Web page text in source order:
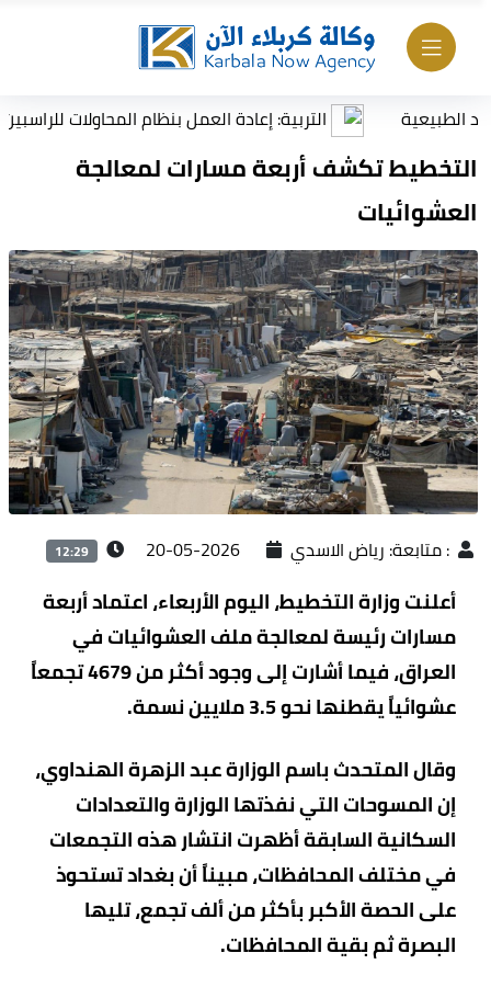
التربية: إعادة العمل بنظام المحاولات للراسبين
التخطيط تكشف أربعة مسارات لمعالجة
العشوائيات
متابعة: رياض الاسدي 2026-05-20
12:29
أعلنت وزارة التخطيط، اليوم الأربعاء، اعتماد أربعة
مسارات رئيسة لمعالجة ملف العشوائيات في
العراق، فيما أشارت إلى وجود أكثر من 4679 تجمعاً
عشوائياً يقطنها نحو 3.5 ملايين نسمة.
وقال المتحدث باسم الوزارة عبد الزهرة الهنداوي،
إن المسوحات التي نفذتها الوزارة والتعدادات
السكانية السابقة أظهرت انتشار هذه التجمعات
في مختلف المحافظات، مبيناً أن بغداد تستحوذ
على الحصة الأكبر بأكثر من ألف تجمع، تليها
البصرة ثم بقية المحافظات.